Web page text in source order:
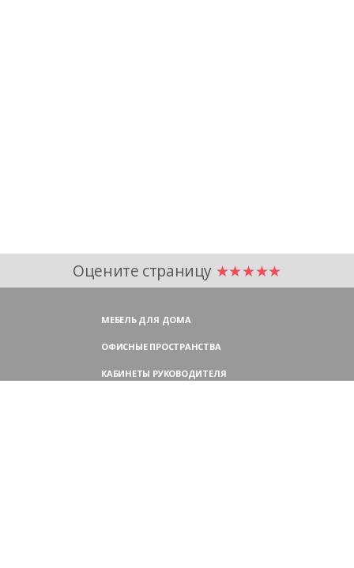
Оцените страницу ★★★★★
МЕБЕЛЬ ДЛЯ ДОМА
ОФИСНЫЕ ПРОСТРАНСТВА
КАБИНЕТЫ РУКОВОДИТЕЛЯ